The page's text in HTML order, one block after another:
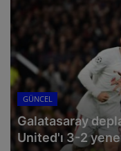
GÜNCEL
Galatasaray
United'ı 3-2